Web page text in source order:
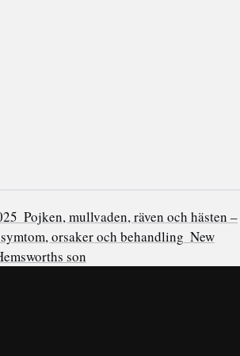
Pojken, mullvaden, räven och hästen –
orsaker och behandling New
son